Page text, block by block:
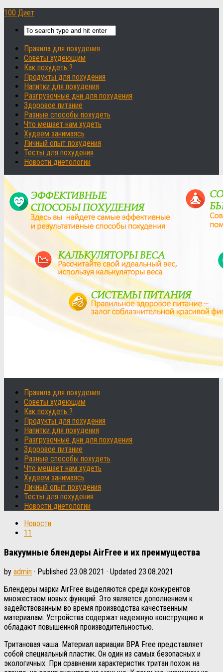
100 Диет
Правила для похудения
Советы худеющим
Как похудеть ?
Продукты для похудения
Напитки для похудения
Разгрузочные дни для похудения
Здоровое питание
Разные способы похудеть
Что мешает нам худеть
Худеем занимаясь
Личный опыт похудения
Тесты для похудения
Новости диетологии
Правила для похудения
Советы худеющим
Как похудеть ?
Продукты для похудения
Напитки для похудения
Разгрузочные дни для похудения
Здоровое питание
Разные способы похудеть
Что мешает нам худеть
Худеем занимаясь
Личный опыт похудения
Тесты для похудения
Новости диетологии
Новости
11
Вакуумные блендеры AirFree и их преимущества
by admin · Published 23.08.2021 · Updated 23.08.2021
Блендеры марки AirFree выделяются среди конкурентов
множеством новых функций. Это является дополнением к
задействованным во время производства качественным
материалам. Устройства содержат надежную конструкцию и
обладают повышенной производительностью.
Тритановая чаша. Материал вариации BPA Free представляет
собой специальный пластик. Он один из самых безопасных и
экологичных. При сравнении характеристик тритан похож на